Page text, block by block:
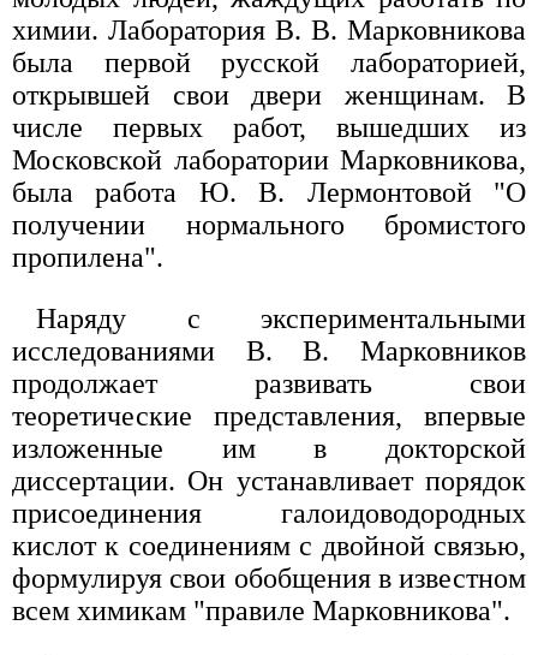
химии. Лаборатория В. В. Марковникова
была первой русской лабораторией,
открывшей свои двери женщинам. В
числе первых работ, вышедших из
Московской лаборатории Марковникова,
была работа Ю. В. Лермонтовой "О
получении нормального бромистого
пропилена".
Наряду с экспериментальными
исследованиями В. В. Марковников
продолжает развивать свои
теоретические представления, впервые
изложенные им в докторской
диссертации. Он устанавливает порядок
присоединения галоидоводородных
кислот к соединениям с двойной связью,
формулируя свои обобщения в известном
всем химикам "правиле Марковникова".